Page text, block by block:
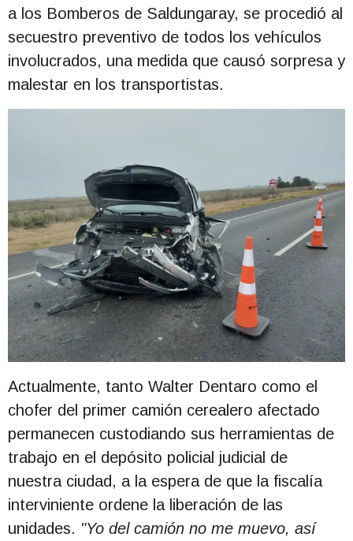
a los Bomberos de Saldungaray, se procedió al
secuestro preventivo de todos los vehículos
involucrados, una medida que causó sorpresa y
malestar en los transportistas.
Actualmente, tanto Walter Dentaro como el
chofer del primer camión cerealero afectado
permanecen custodiando sus herramientas de
trabajo en el depósito policial judicial de
nuestra ciudad, a la espera de que la fiscalía
interviniente ordene la liberación de las
unidades. "Yo del camión no me muevo, así